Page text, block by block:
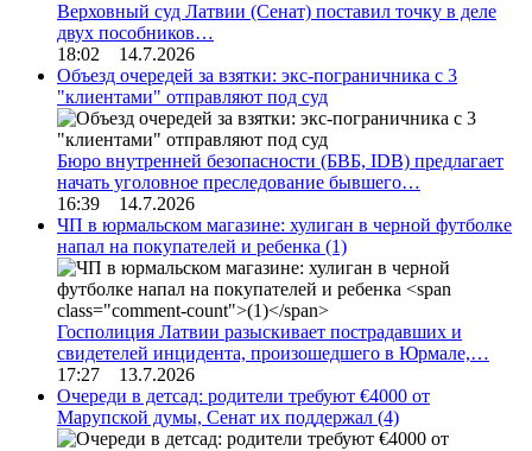
Верховный суд Латвии (Сенат) поставил точку в деле
двух пособников…
18:02 14.7.2026
Объезд очередей за взятки: экс-пограничника с 3
"клиентами" отправляют под суд
Бюро внутренней безопасности (БВБ, IDB) предлагает
начать уголовное преследование бывшего…
16:39 14.7.2026
ЧП в юрмальском магазине: хулиган в черной футболке
напал на покупателей и ребенка (1)
Госполиция Латвии разыскивает пострадавших и
свидетелей инцидента, произошедшего в Юрмале,…
17:27 13.7.2026
Очереди в детсад: родители требуют €4000 от
Марупской думы, Сенат их поддержал (4)